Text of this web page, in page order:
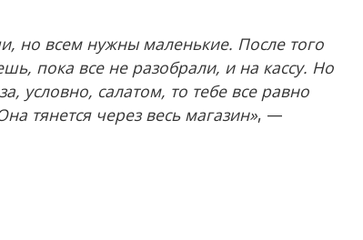
но всем нужны маленькие. После того
пока все не разобрали, и на кассу. Но
условно, салатом, то тебе все равно
тянется через весь магазин», —